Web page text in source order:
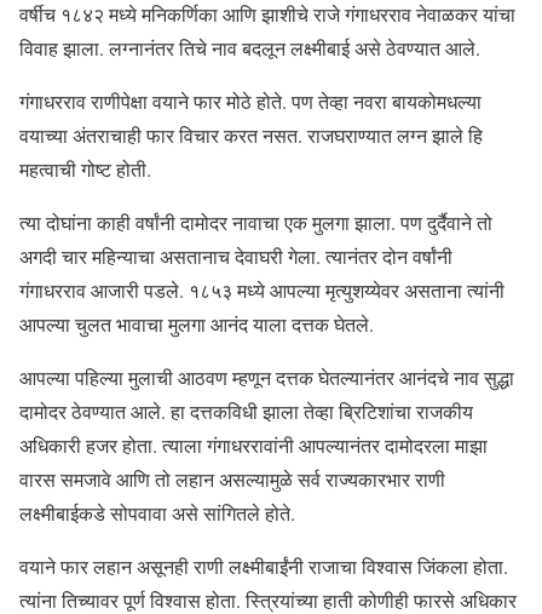
वर्षीच १८४२ मध्ये मनिकर्णिका आणि झाशीचे राजे गंगाधरराव नेवाळकर यांचा
विवाह झाला. लग्नानंतर तिचे नाव बदलून लक्ष्मीबाई असे ठेवण्यात आले.
गंगाधरराव राणीपेक्षा वयाने फार मोठे होते. पण तेव्हा नवरा बायकोमधल्या
वयाच्या अंतराचाही फार विचार करत नसत. राजघराण्यात लग्न झाले हि
महत्वाची गोष्ट होती.
त्या दोघांना काही वर्षांनी दामोदर नावाचा एक मुलगा झाला. पण दुर्दैवाने तो
अगदी चार महिन्याचा असतानाच देवाघरी गेला. त्यानंतर दोन वर्षांनी
गंगाधरराव आजारी पडले. १८५३ मध्ये आपल्या मृत्युशय्येवर असताना त्यांनी
आपल्या चुलत भावाचा मुलगा आनंद याला दत्तक घेतले.
आपल्या पहिल्या मुलाची आठवण म्हणून दत्तक घेतल्यानंतर आनंदचे नाव सुद्धा
दामोदर ठेवण्यात आले. हा दत्तकविधी झाला तेव्हा ब्रिटिशांचा राजकीय
अधिकारी हजर होता. त्याला गंगाधररावांनी आपल्यानंतर दामोदरला माझा
वारस समजावे आणि तो लहान असल्यामुळे सर्व राज्यकारभार राणी
लक्ष्मीबाईकडे सोपवावा असे सांगितले होते.
वयाने फार लहान असूनही राणी लक्ष्मीबाईंनी राजाचा विश्वास जिंकला होता.
त्यांना तिच्यावर पूर्ण विश्वास होता. स्त्रियांच्या हाती कोणीही फारसे अधिकार